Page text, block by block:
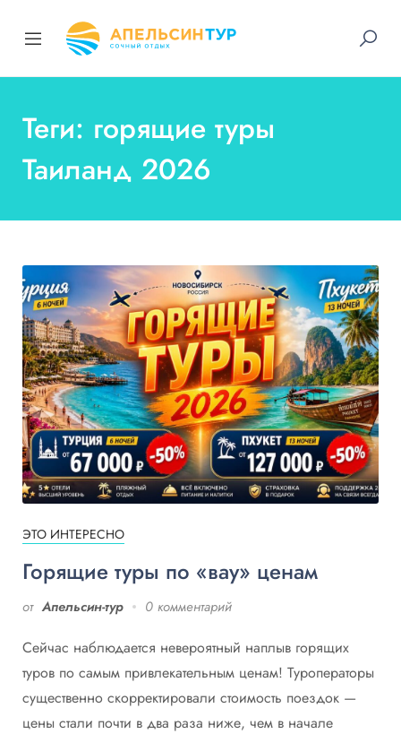
Теги: горящие туры
Таиланд 2026
ЭТО ИНТЕРЕСНО
Горящие туры по «вау» ценам
от Апельсин-тур 0 комментарий
Сейчас наблюдается невероятный наплыв горящих
туров по самым привлекательным ценам! Туроператоры
существенно скорректировали стоимость поездок —
цены стали почти в два раза ниже, чем в начале